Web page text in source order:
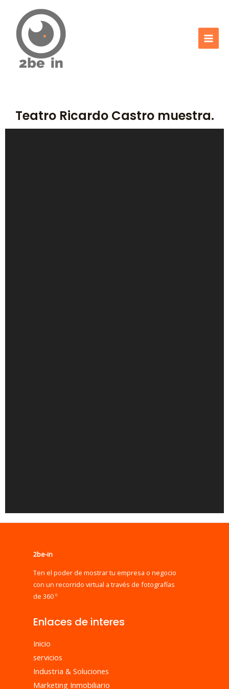
contenido
Teatro Ricardo Castro muestra.
2be-in
Ten el poder de mostrar tu empresa o negocio
con un recorrido virtual a través de fotografías
de 360 º
Enlaces de interes
Inicio
servicios
Industria & Soluciones
Marketing Inmobiliario